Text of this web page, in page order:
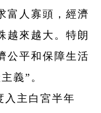
富人寡頭，經濟
越來越大。特朗
公平和保障生活
義”。
入主白宮半年